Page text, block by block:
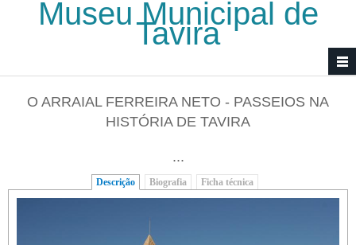
Passar para o conteúdo principal
Museu Municipal de
Tavira
O ARRAIAL FERREIRA NETO - PASSEIOS NA
HISTÓRIA DE TAVIRA
...
Descrição (separador ativo)
Biografia Ficha técnica